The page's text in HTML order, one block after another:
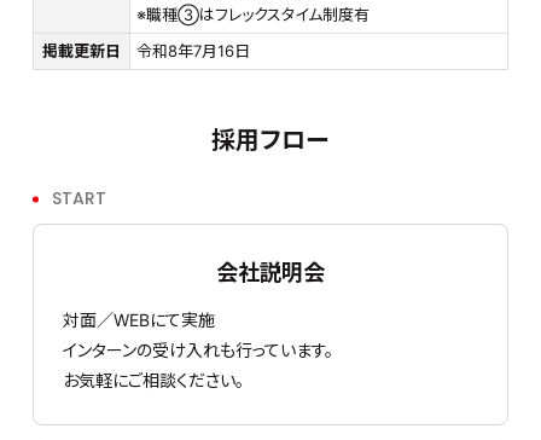
※職種③はフレックスタイム制度有
掲載更新日
令和8年7月16日
採用フロー
START
会社説明会
対面／WEBにて実施
インターンの受け入れも行っています。
お気軽にご相談ください。